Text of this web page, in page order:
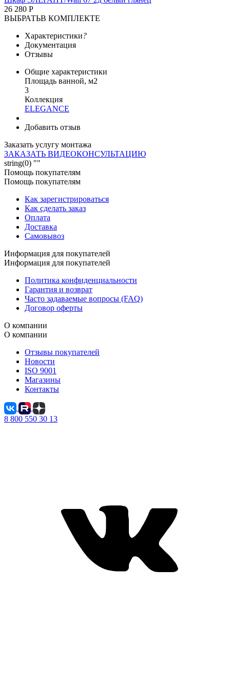
26 280 Р
ВЫБРАТЬВ КОМПЛЕКТЕ
Характеристики?
Документация
Отзывы
Общие характеристики
Площадь ванной, м2
3
Коллекция
ELEGANCE
Добавить отзыв
Заказать услугу монтажа
ЗАКАЗАТЬ ВИДЕОКОНСУЛЬТАЦИЮ
string(0) ""
Помощь покупателям
Помощь покупателям
Как зарегистрироваться
Как сделать заказ
Оплата
Доставка
Самовывоз
Информация для покупателей
Информация для покупателей
Политика конфиденциальности
Гарантия и возврат
Часто задаваемые вопросы (FAQ)
Договор оферты
О компании
О компании
Отзывы покупателей
Новости
ISO 9001
Магазины
Контакты
8 800 550 30 13